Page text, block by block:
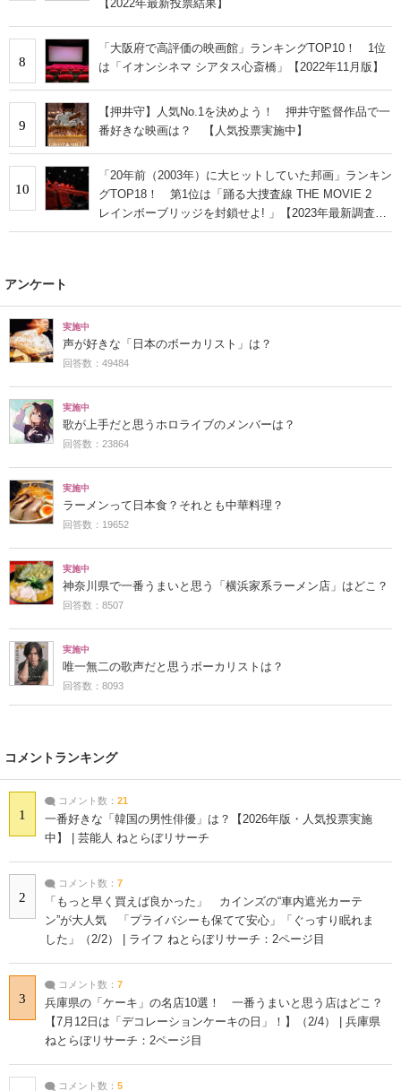
【2022年最新投票結果】
8
「大阪府で高評価の映画館」ランキングTOP10！ 1位
は「イオンシネマ シアタス心斎橋」【2022年11月版】
9
【押井守】人気No.1を決めよう！ 押井守監督作品で一
番好きな映画は？ 【人気投票実施中】
10
「20年前（2003年）に大ヒットしていた邦画」ランキン
グTOP18！ 第1位は「踊る大捜査線 THE MOVIE 2
レインボーブリッジを封鎖せよ! 」【2023年最新調査結
果】
アンケート
実施中
声が好きな「日本のボーカリスト」は？
回答数：49484
実施中
歌が上手だと思うホロライブのメンバーは？
回答数：23864
実施中
ラーメンって日本食？それとも中華料理？
回答数：19652
実施中
神奈川県で一番うまいと思う「横浜家系ラーメン店」はどこ？
回答数：8507
実施中
唯一無二の歌声だと思うボーカリストは？
回答数：8093
コメントランキング
1
コメント数： 21
一番好きな「韓国の男性俳優」は？【2026年版・人気投票実施
中】 | 芸能人 ねとらぼリサーチ
2
コメント数： 7
「もっと早く買えば良かった」 カインズの“車内遮光カーテ
ン”が大人気 「プライバシーも保てて安心」「ぐっすり眠れま
した」（2/2） | ライフ ねとらぼリサーチ：2ページ目
3
コメント数： 7
兵庫県の「ケーキ」の名店10選！ 一番うまいと思う店はどこ？
【7月12日は「デコレーションケーキの日」！】（2/4） | 兵庫県
ねとらぼリサーチ：2ページ目
コメント数： 5